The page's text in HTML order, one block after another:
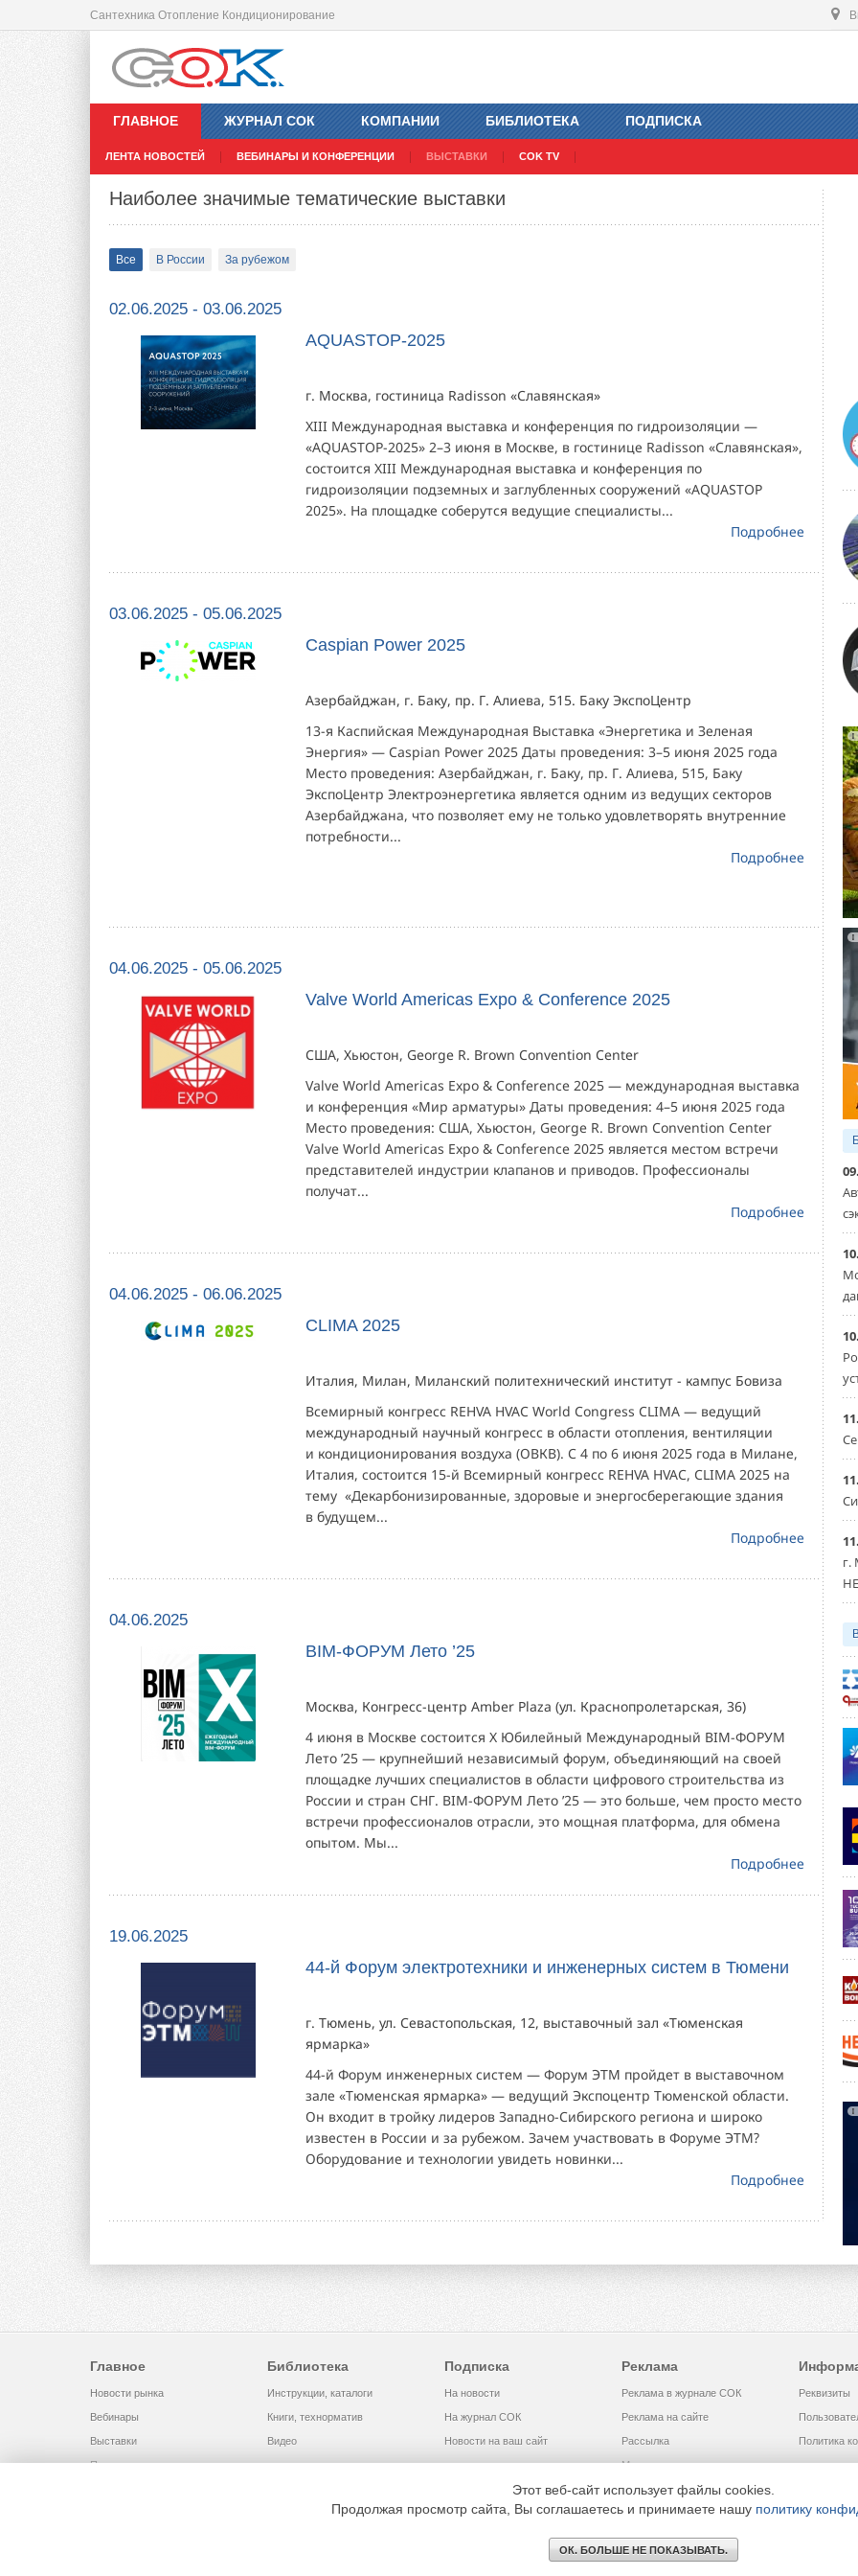
Сантехника Отопление Кондиционирование
ГЛАВНОЕ
ЛЕНТА НОВОСТЕЙ ВЕБИНАРЫ И КОНФЕРЕНЦИИ ВЫСТАВКИ COK TV
ЖУРНАЛ СОК КОМПАНИИ БИБЛИОТЕКА ПОДПИСКА
Наиболее значимые тематические выставки
Все В России За рубежом
02.06.2025 - 03.06.2025
AQUASTOP-2025
г. Москва, гостиница Radisson «Славянская»
XIII Международная выставка и конференция по гидроизоляции —
«AQUASTOP-2025» 2–3 июня в Москве, в гостинице Radisson «Славянская»,
состоится XIII Международная выставка и конференция по
гидроизоляции подземных и заглубленных сооружений «AQUASTOP
2025». На площадке соберутся ведущие специалисты...
Подробнее
03.06.2025 - 05.06.2025
Caspian Power 2025
Азербайджан, г. Баку, пр. Г. Алиева, 515. Баку ЭкспоЦентр
13-я Каспийская Международная Выставка «Энергетика и Зеленая
Энергия» — Caspian Power 2025 Даты проведения: 3–5 июня 2025 года
Место проведения: Азербайджан, г. Баку, пр. Г. Алиева, 515, Баку
ЭкспоЦентр Электроэнергетика является одним из ведущих секторов
Азербайджана, что позволяет ему не только удовлетворять внутренние
потребности...
Подробнее
04.06.2025 - 05.06.2025
Valve World Americas Expo & Conference 2025
США, Хьюстон, George R. Brown Convention Center
Valve World Americas Expo & Conference 2025 — международная выставка
и конференция «Мир арматуры» Даты проведения: 4–5 июня 2025 года
Место проведения: США, Хьюстон, George R. Brown Convention Center
Valve World Americas Expo & Conference 2025 является местом встречи
представителей индустрии клапанов и приводов. Профессионалы
получат...
Подробнее
04.06.2025 - 06.06.2025
CLIMA 2025
Италия, Милан, Миланский политехнический институт - кампус Бовиза
Всемирный конгресс REHVA HVAC World Congress CLIMA — ведущий
международный научный конгресс в области отопления, вентиляции
и кондиционирования воздуха (ОВКВ). С 4 по 6 июня 2025 года в Милане,
Италия, состоится 15-й Всемирный конгресс REHVA HVAC, CLIMA 2025 на
тему «Декарбонизированные, здоровые и энергосберегающие здания
в будущем...
Подробнее
04.06.2025
BIM-ФОРУМ Лето ’25
Москва, Конгресс-центр Amber Plaza (ул. Краснопролетарская, 36)
4 июня в Москве состоится Х Юбилейный Международный BIM-ФОРУМ
Лето ’25 — крупнейший независимый форум, объединяющий на своей
площадке лучших специалистов в области цифрового строительства из
России и стран СНГ. BIM-ФОРУМ Лето ’25 — это больше, чем просто место
встречи профессионалов отрасли, это мощная платформа, для обмена
опытом. Мы...
Подробнее
19.06.2025
44-й Форум электротехники и инженерных систем в Тюмени
г. Тюмень, ул. Севастопольская, 12, выставочный зал «Тюменская
ярмарка»
44-й Форум инженерных систем — Форум ЭТМ пройдет в выставочном
зале «Тюменская ярмарка» — ведущий Экспоцентр Тюменской области.
Он входит в тройку лидеров Западно-Сибирского региона и широко
известен в России и за рубежом. Зачем участвовать в Форуме ЭТМ?
Оборудование и технологии увидеть новинки...
Подробнее
г.
Главное
Новости рынка
Вебинары
Выставки
Помощь
Библиотека
Инструкции, каталоги
Книги, технорматив
Видео
Подписка
На новости
На журнал СОК
Новости на ваш сайт
Реклама
Реклама в журнале СОК
Реклама на сайте
Рассылка
Медиакит
Реквизиты
Политика
© 2002 - 2026 OOO Издательский дом «МЕДИА ТЕХНОЛОДЖИ» +7 (495) 665-00-00
Этот веб-сайт использует файлы cookies.
Продолжая просмотр сайта, Вы соглашаетесь и принимаете нашу политику
ОК. БОЛЬШЕ НЕ ПОКАЗЫВАТЬ.